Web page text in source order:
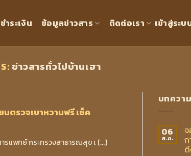
ำระเงิน ข้อมูลข่าวสาร ติดต่อเรา เข้าสู่ระ
ข่าวสารทั่วไปบ้านเฮา
ตรวจเบาหวานฟรี เช็ค
แพทย์ กระทรวงสาธารณสุข เ [...]
บทควา
06
ส.ค. ก